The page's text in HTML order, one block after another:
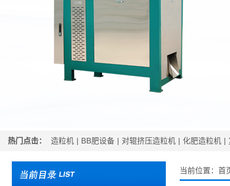
热门点击： 造粒机 | BB肥设备 | 对辊挤压造粒机 | 化肥造粒机 |
当前位置： 首